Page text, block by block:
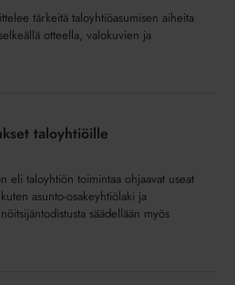
tärkeitä taloyhtiöasumisen aiheita
otteella, valokuvien ja
taloyhtiöille
eli taloyhtiön toimintaa ohjaavat useat
asunto-osakeyhtiölaki ja
säädellään myös